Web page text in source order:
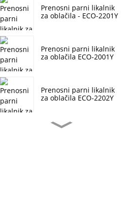
Prenosni parni likalnik
za oblačila - ECO-2201Y
Prenosni parni likalnik
za oblačila ECO-2001Y
Prenosni parni likalnik
za oblačila ECO-2202Y
Najbolje ocenjeni parni